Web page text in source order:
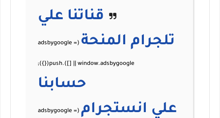
قناتنا علي
تلجرام المنحة
حسابنا
علي انستجرام